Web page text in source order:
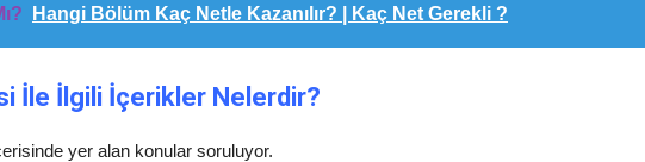
Hangi Bölüm Kaç Netle Kazanılır? | Kaç Net Gerekli ?
İle İlgili İçerikler Nelerdir?
yer alan konular soruluyor.